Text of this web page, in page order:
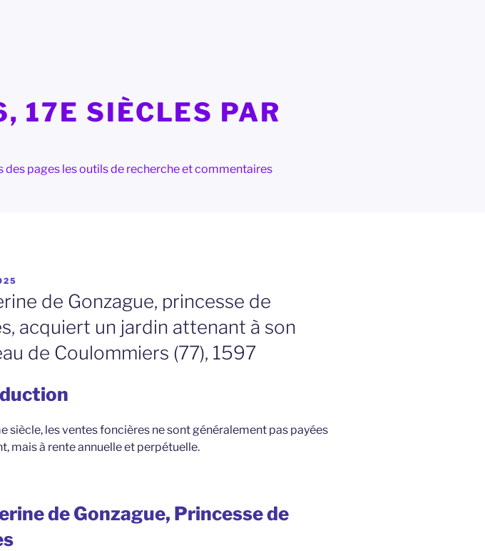
17E SIÈCLES PAR
pages les outils de recherche et commentaires
de Gonzague, princesse de
acquiert un jardin attenant à son
de Coulommiers (77), 1597
siècle, les ventes foncières ne sont généralement pas payées
mais à rente annuelle et perpétuelle.
de Gonzague, Princesse de